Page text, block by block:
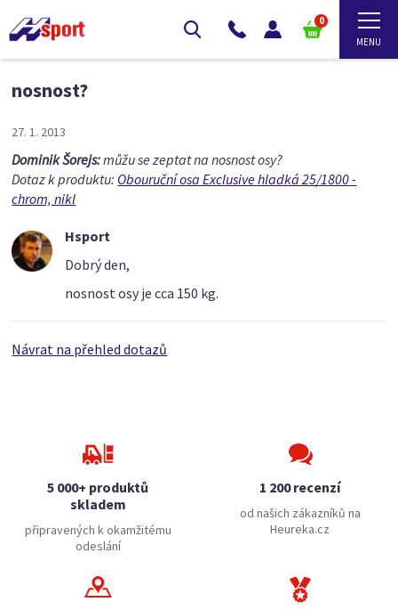
0
nosnost?
27. 1. 2013
Dominik Šorejs:můžu se zeptat na nosnost osy?
Dotaz k produktu: Obouruční osa Exclusive hladká 25/1800 -
chrom, nikl
Hsport
Dobrý den,
nosnost osy je cca 150 kg.
Návrat na přehled dotazů
5 000+ produktů
skladem
připravených k okamžitému
odeslání
1 200 recenzí
od našich zákazníků na
Heureka.cz